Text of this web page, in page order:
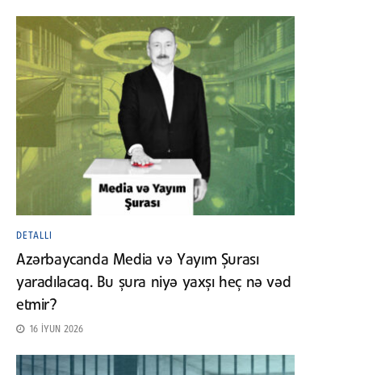
DETALLI
Azərbaycanda Media və Yayım Şurası
yaradılacaq. Bu şura niyə yaxşı heç nə vəd
etmir?
16 İYUN 2026